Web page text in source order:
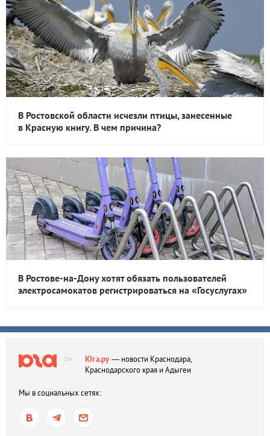
В Ростовской области исчезли птицы, занесенные
в Красную книгу. В чем причина?
В Ростове-на-Дону хотят обязать пользователей
электросамокатов регистрироваться на «Госуслугах»
18+ Юга.ру— новости Краснодара,
Краснодарского края и Адыгеи
Мы в социальных сетях: